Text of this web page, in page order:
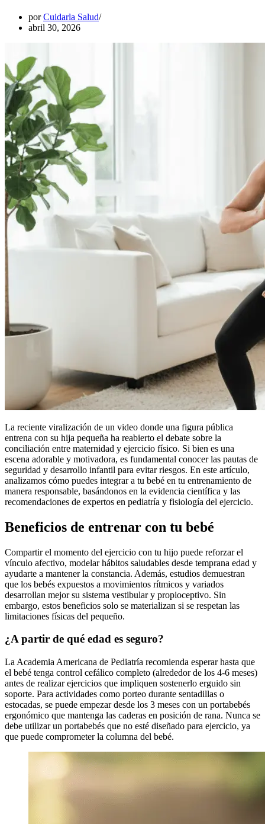
porCuidarla Salud
abril 30, 2026
La reciente viralización de un video donde una figura pública
entrena con su hija pequeña ha reabierto el debate sobre la
conciliación entre maternidad y ejercicio físico. Si bien es una
escena adorable y motivadora, es fundamental conocer las pautas de
seguridad y desarrollo infantil para evitar riesgos. En este artículo,
analizamos cómo puedes integrar a tu bebé en tu entrenamiento de
manera responsable, basándonos en la evidencia científica y las
recomendaciones de expertos en pediatría y fisiología del ejercicio.
Beneficios de entrenar con tu bebé
Compartir el momento del ejercicio con tu hijo puede reforzar el
vínculo afectivo, modelar hábitos saludables desde temprana edad y
ayudarte a mantener la constancia. Además, estudios demuestran
que los bebés expuestos a movimientos rítmicos y variados
desarrollan mejor su sistema vestibular y propioceptivo. Sin
embargo, estos beneficios solo se materializan si se respetan las
limitaciones físicas del pequeño.
¿A partir de qué edad es seguro?
La Academia Americana de Pediatría recomienda esperar hasta que
el bebé tenga control cefálico completo (alrededor de los 4-6 meses)
antes de realizar ejercicios que impliquen sostenerlo erguido sin
soporte. Para actividades como porteo durante sentadillas o
estocadas, se puede empezar desde los 3 meses con un portabebés
ergonómico que mantenga las caderas en posición de rana. Nunca se
debe utilizar un portabebés que no esté diseñado para ejercicio, ya
que puede comprometer la columna del bebé.